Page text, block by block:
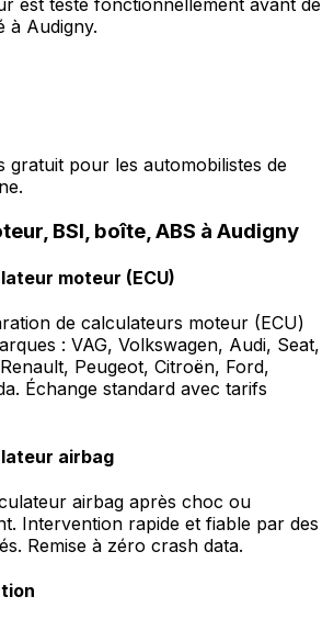
à Audigny.
gratuit pour les automobilistes de
BSI, boîte, ABS à Audigny
moteur (ECU)
de calculateurs moteur (ECU)
: VAG, Volkswagen, Audi, Seat,
Peugeot, Citroën, Ford,
Échange standard avec tarifs
airbag
airbag après choc ou
Intervention rapide et fiable par des
Remise à zéro crash data.